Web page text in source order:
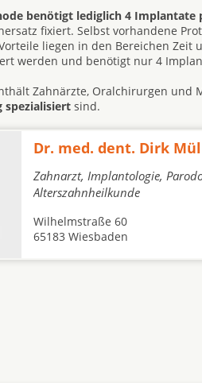
benötigt lediglich 4 Implantate
fixiert. Selbst vorhandene
liegen in den Bereichen Zeit
werden und benötigt nur 4
Zahnärzte, Oralchirurgen und
spezialisiert sind.
Dr. med. dent. Dirk
Zahnarzt, Implantologie,
Alterszahnheilkunde
Wilhelmstraße 60
65183 Wiesbaden